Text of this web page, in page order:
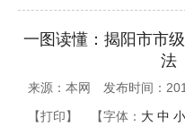
一图读懂：揭阳市市
法
来源：本网 发布时间：
【打印】 【字体： 大 中 小